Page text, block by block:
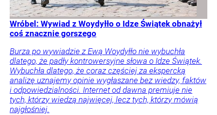
Wróbel: Wywiad z Woydyłło o Idze Świątek obnażył
coś znacznie gorszego
Burza po wywiadzie z Ewą Woydyłło nie wybuchła
dlatego, że padły kontrowersyjne słowa o Idze Świątek.
Wybuchła dlatego, że coraz częściej za ekspercką
analizę uznajemy opinie wygłaszane bez wiedzy, faktów
i odpowiedzialności. Internet od dawna premiuje nie
tych, którzy wiedzą najwięcej, lecz tych, którzy mówią
najgłośniej.